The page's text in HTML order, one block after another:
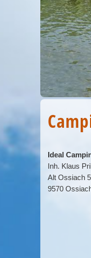
Ideal
Inh. Klaus
Alt Ossiach
9570